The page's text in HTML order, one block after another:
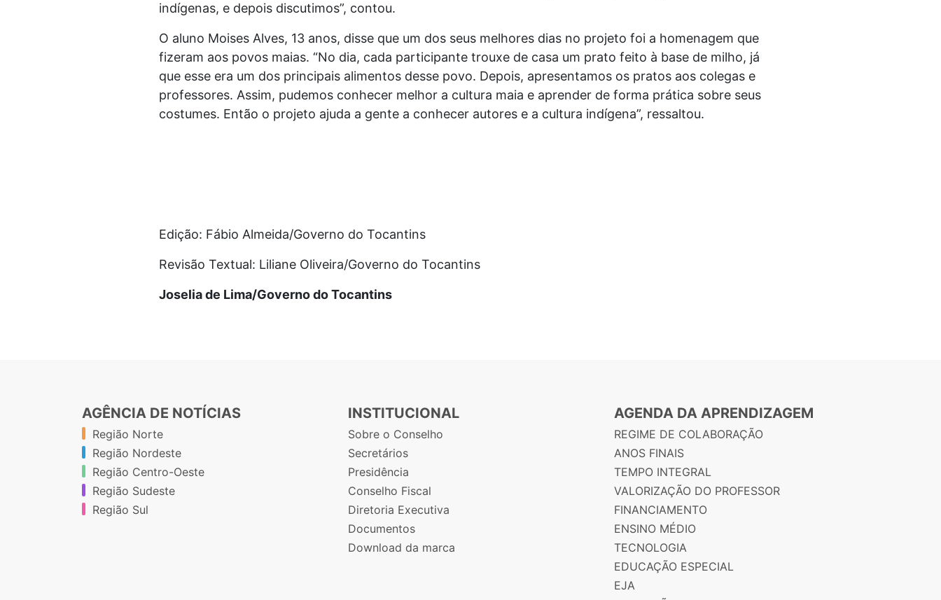
indígenas, e depois discutimos”, contou.
O aluno Moises Alves, 13 anos, disse que um dos seus melhores dias no projeto foi a homenagem que
fizeram aos povos maias. “No dia, cada participante trouxe de casa um prato feito à base de milho, já
que esse era um dos principais alimentos desse povo. Depois, apresentamos os pratos aos colegas e
professores. Assim, pudemos conhecer melhor a cultura maia e aprender de forma prática sobre seus
costumes. Então o projeto ajuda a gente a conhecer autores e a cultura indígena”, ressaltou.
Edição: Fábio Almeida/Governo do Tocantins
Revisão Textual: Liliane Oliveira/Governo do Tocantins
Joselia de Lima/Governo do Tocantins
AGÊNCIA DE NOTÍCIAS
Região Norte
Região Nordeste
Região Centro-Oeste
Região Sudeste
Região Sul
INSTITUCIONAL
Sobre o Conselho
Secretários
Presidência
Conselho Fiscal
Diretoria Executiva
Documentos
Download da marca
AGENDA DA APRENDIZAGEM
REGIME DE COLABORAÇÃO
ANOS FINAIS
TEMPO INTEGRAL
VALORIZAÇÃO DO PROFESSOR
FINANCIAMENTO
ENSINO MÉDIO
TECNOLOGIA
EDUCAÇÃO ESPECIAL
EJA